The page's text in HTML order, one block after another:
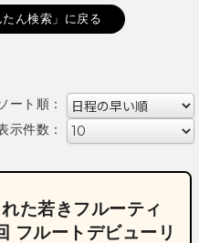
ん検索」に戻る
ート順：
示件数：
た若きフルーティ
フルートデビューリ